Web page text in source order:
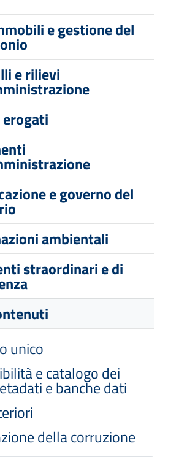
e gestione del
e rilievi
e governo del
ambientali
straordinari e di
unico
e catalogo dei
e banche dati
della corruzione